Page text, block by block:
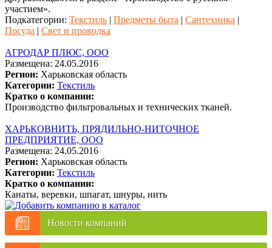
участием».
Подкатегории: Текстиль | Предметы быта | Сантехника |
Посуда | Свет и проводка
АГРОДАР ПЛЮС, ООО
Размещена: 24.05.2016
Регион: Харьковская область
Категории: Текстиль
Кратко о компании:
Производство фильтровальных и технических тканей.
ХАРЬКОВНИТЬ, ПРЯДИЛЬНО-НИТОЧНОЕ
ПРЕДПРИЯТИЕ, ООО
Размещена: 24.05.2016
Регион: Харьковская область
Категории: Текстиль
Кратко о компании:
Канаты, веревки, шпагат, шнуры, нить
Новости компаний